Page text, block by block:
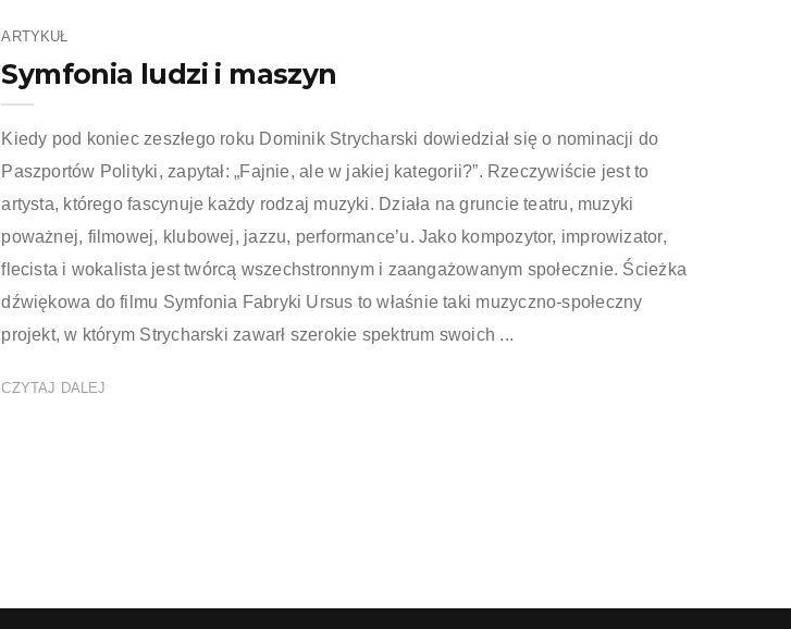
ARTYKUŁ
Symfonia ludzi i maszyn
Kiedy pod koniec zeszłego roku Dominik Strycharski dowiedział się o nominacji do
Paszportów Polityki, zapytał: „Fajnie, ale w jakiej kategorii?”. Rzeczywiście jest to
artysta, którego fascynuje każdy rodzaj muzyki. Działa na gruncie teatru, muzyki
poważnej, filmowej, klubowej, jazzu, performance’u. Jako kompozytor, improwizator,
flecista i wokalista jest twórcą wszechstronnym i zaangażowanym społecznie. Ścieżka
dźwiękowa do filmu Symfonia Fabryki Ursus to właśnie taki muzyczno-społeczny
projekt, w którym Strycharski zawarł szerokie spektrum swoich ...
CZYTAJ DALEJ